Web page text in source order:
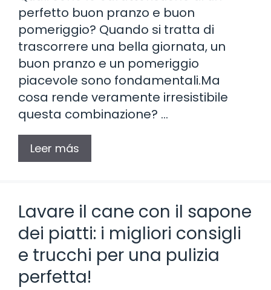
perfetto buon pranzo e buon
pomeriggio? Quando si tratta di
trascorrere una bella giornata, un
buon pranzo e un pomeriggio
piacevole sono fondamentali.Ma
cosa rende veramente irresistibile
questa combinazione? …
Leer más
Lavare il cane con il sapone
dei piatti: i migliori consigli
e trucchi per una pulizia
perfetta!